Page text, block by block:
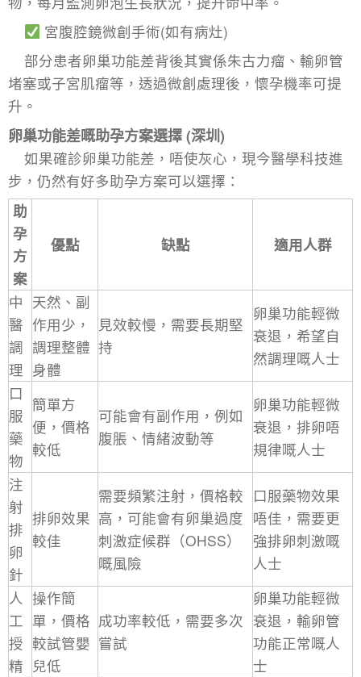
宮腹腔鏡微創手術(如有病灶)
部分患者卵巢功能差背後其實係朱古力瘤、輸卵管
堵塞或子宮肌瘤等，透過微創處理後，懷孕機率可提
升。
卵巢功能差嘅助孕方案選擇 (深圳)
如果確診卵巢功能差，唔使灰心，現今醫學科技進
步，仍然有好多助孕方案可以選擇：
助
孕
方
案
優點 缺點 適用人群
中
醫
調
理
天然、副
作用少，
調理整體
身體
見效較慢，需要長期堅
持
卵巢功能輕微
衰退，希望自
然調理嘅人士
口
服
藥
物
簡單方
便，價格
較低
可能會有副作用，例如
腹脹、情緒波動等
卵巢功能輕微
衰退，排卵唔
規律嘅人士
注
射
排
卵
針
排卵效果
較佳
需要頻繁注射，價格較
高，可能會有卵巢過度
刺激症候群（OHSS）
嘅風險
口服藥物效果
唔佳，需要更
強排卵刺激嘅
人士
人
工
授
精
操作簡
單，價格
較試管嬰
兒低
成功率較低，需要多次
嘗試
卵巢功能輕微
衰退，輸卵管
功能正常嘅人
士